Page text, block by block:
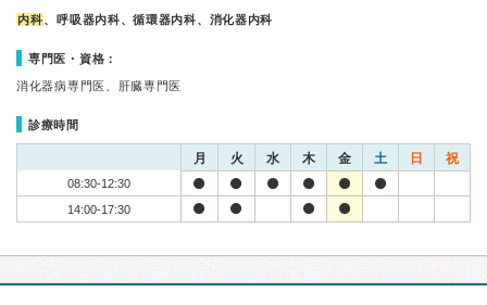
内科、呼吸器内科、循環器内科、消化器内科
専門医・資格：
消化器病専門医、肝臓専門医
診療時間
月 火 水 木 金 土 日 祝
08:30-12:30
14:00-17:30